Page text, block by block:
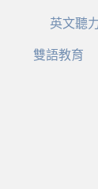
英文聽
雙語教育